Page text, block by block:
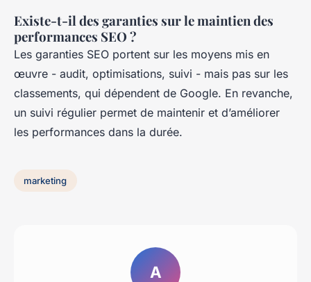
Existe-t-il des garanties sur le maintien des
performances SEO ?
Les garanties SEO portent sur les moyens mis en
œuvre - audit, optimisations, suivi - mais pas sur les
classements, qui dépendent de Google. En revanche,
un suivi régulier permet de maintenir et d’améliorer
les performances dans la durée.
marketing
A